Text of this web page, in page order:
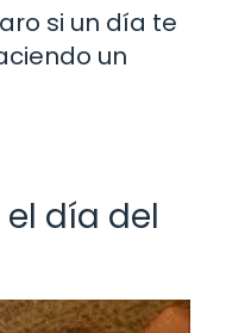
si un día te
un
el día del